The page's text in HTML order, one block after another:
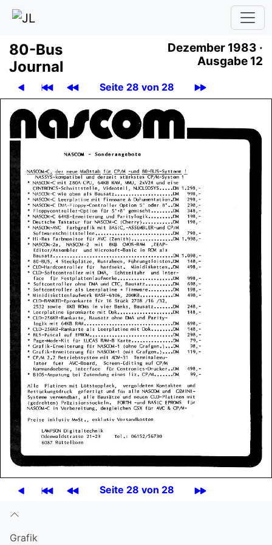
80-Bus
Journal
Dezember 1983 ·
Ausgabe 12
Seite 28 von 28
Seite 28 von 28
Grafik